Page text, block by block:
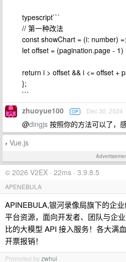
typescript```
// 第一种改法
const showChart = (i: number)
let offset = (pagination.page -
return i > offset && i <= offset +
};
```
zhuoyue100 OP Dec 30, 2024
@dingjs 按照你的方法可以了，
› Vue.js
© 2026 V2EX · 22ms · 3.9.8.5
APENEBULA
APINEBULA,银河录像局旗下的企
平台资源，面向开发者、团队与企
比的大模型 API 接入服务！各大满
开票报销！
Promoted byzwhui